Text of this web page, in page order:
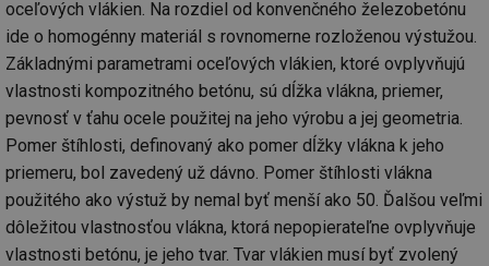
oceľových vlákien. Na rozdiel od konvenčného železobetónu
ide o homogénny materiál s rovnomerne rozloženou výstužou.
Základnými parametrami oceľových vlákien, ktoré ovplyvňujú
vlastnosti kompozitného betónu, sú dĺžka vlákna, priemer,
pevnosť v ťahu ocele použitej na jeho výrobu a jej geometria.
Pomer štíhlosti, definovaný ako pomer dĺžky vlákna k jeho
priemeru, bol zavedený už dávno. Pomer štíhlosti vlákna
použitého ako výstuž by nemal byť menší ako 50. Ďalšou veľmi
dôležitou vlastnosťou vlákna, ktorá nepopierateľne ovplyvňuje
vlastnosti betónu, je jeho tvar. Tvar vlákien musí byť zvolený